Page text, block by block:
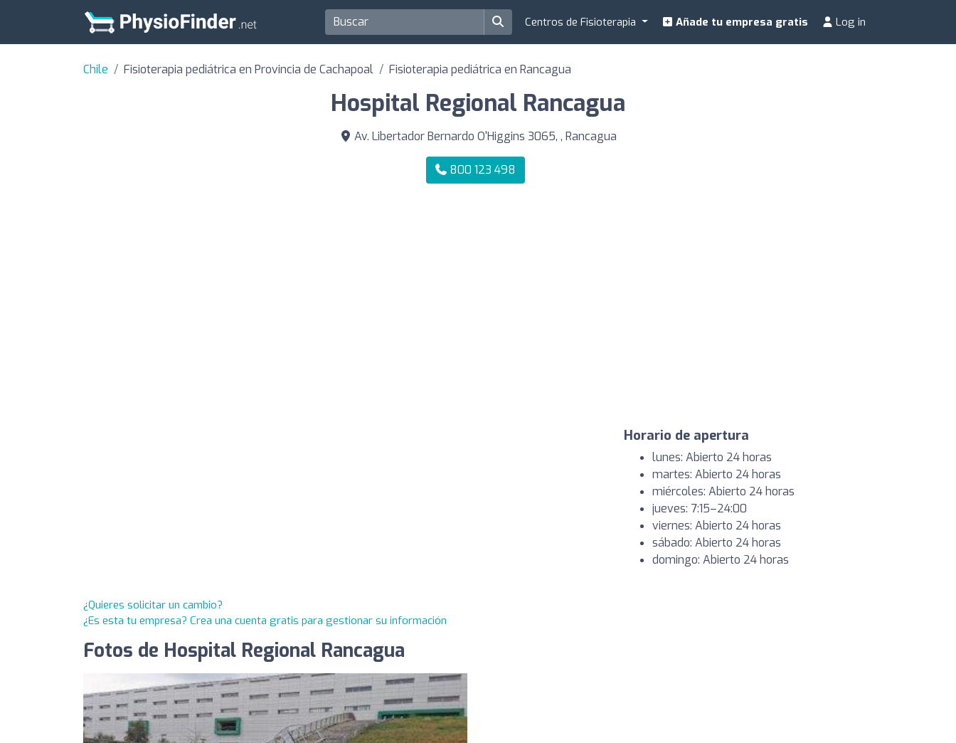
Centros de Fisioterapia Añade tu empresa gratis Log in
Chile Fisioterapia pediátrica en Provincia de Cachapoal Fisioterapia pediátrica en Rancagua
Hospital Regional Rancagua
Av. Libertador Bernardo O'Higgins 3065, , Rancagua
800 123 498
Horario de apertura
lunes: Abierto 24 horas
martes: Abierto 24 horas
miércoles: Abierto 24 horas
jueves: 7:15–24:00
viernes: Abierto 24 horas
sábado: Abierto 24 horas
domingo: Abierto 24 horas
¿Quieres solicitar un cambio?
¿Es esta tu empresa? Crea una cuenta gratis para gestionar su información
Fotos de Hospital Regional Rancagua